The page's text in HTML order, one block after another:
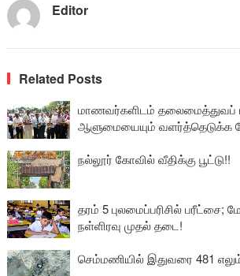
Editor
Related Posts
மாணவர்களிடம் தலைமைத்துவப்
ஆளுமையையும் வளர்த்தெடுக்க
நல்லூர் கோவில் வீதிக்கு பூட்டு!!
தரம் 5 புலமைப்பரிசில் பரீட்சை;
நள்ளிரவு முதல் தடை!
செம்மணியில் இதுவரை 481